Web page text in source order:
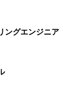
ングエンジニア